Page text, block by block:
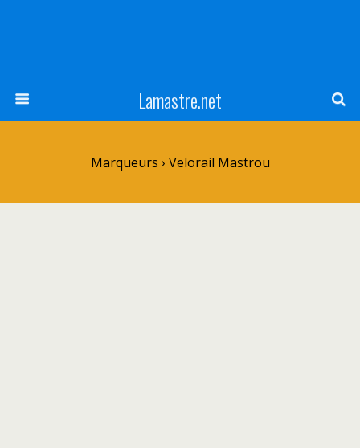
Lamastre.net
Marqueurs › Velorail Mastrou